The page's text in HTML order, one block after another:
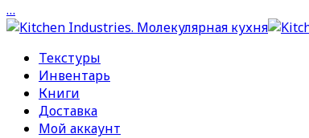
…
Текстуры
Инвентарь
Книги
Доставка
Мой аккаунт